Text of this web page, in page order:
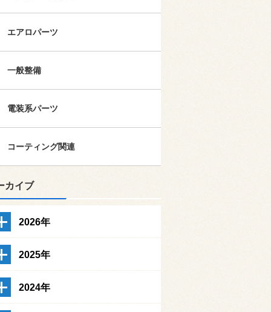
エアロパーツ
一般整備
電装系パーツ
コーティング関連
カイブ
2026年
2025年
2024年